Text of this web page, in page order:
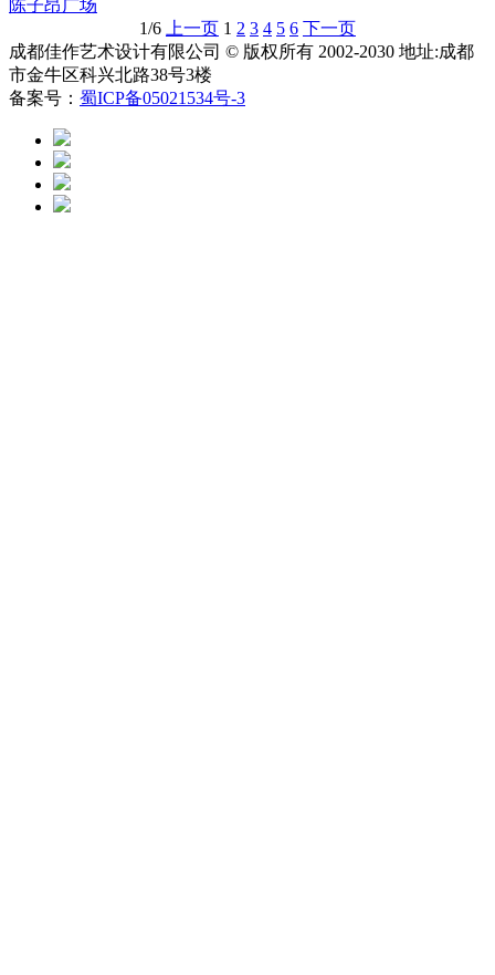
陈子昂广场
1/6
上一页 1 2 3 4 5 6 下一页
成都佳作艺术设计有限公司 © 版权所有 2002-2030 地址:成都
市金牛区科兴北路38号3楼
备案号： 蜀ICP备05021534号-3